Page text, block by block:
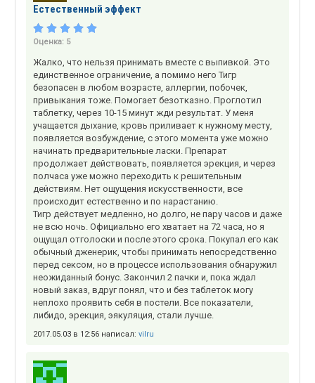
Естественный эффект
Оценка: 5
Жалко, что нельзя принимать вместе с выпивкой. Это
единственное ограничение, а помимо него Тигр
безопасен в любом возрасте, аллергии, побочек,
привыкания тоже. Помогает безотказно. Проглотил
таблетку, через 10-15 минут жди результат. У меня
учащается дыхание, кровь приливает к нужному месту,
появляется возбуждение, с этого момента уже можно
начинать предварительные ласки. Препарат
продолжает действовать, появляется эрекция, и через
полчаса уже можно переходить к решительным
действиям. Нет ощущения искусственности, все
происходит естественно и по нарастанию.
Тигр действует медленно, но долго, не пару часов и даже
не всю ночь. Официально его хватает на 72 часа, но я
ощущал отголоски и после этого срока. Покупал его как
обычный дженерик, чтобы принимать непосредственно
перед сексом, но в процессе использования обнаружил
неожиданный бонус. Закончил 2 пачки и, пока ждал
новый заказ, вдруг понял, что и без таблеток могу
неплохо проявить себя в постели. Все показатели,
либидо, эрекция, эякуляция, стали лучше.
2017.05.03 в 12:56 написал: vilru